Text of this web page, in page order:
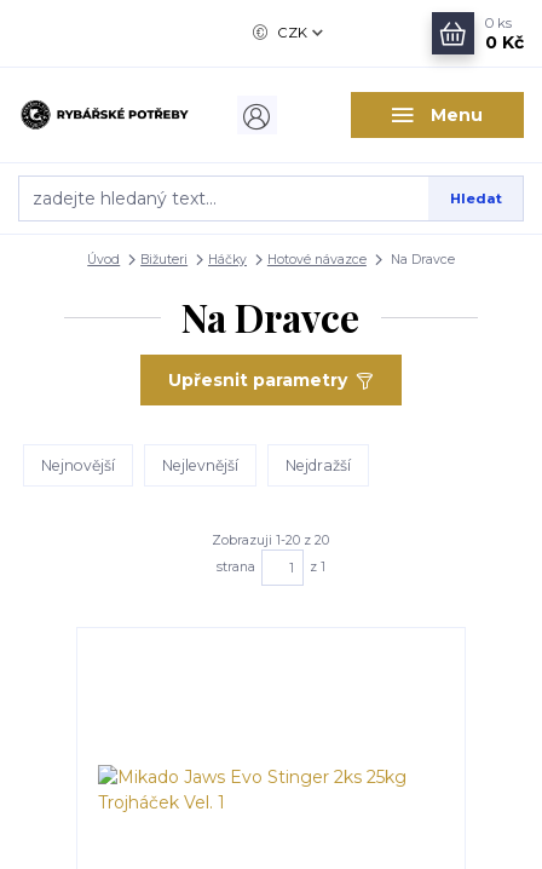
Menu
CZK
Hledat
0 ks
0 Kč
Úvod Bižuteri Háčky Hotové návazce Na Dravce
Na Dravce
Upřesnit parametry
Nejnovější Nejlevnější Nejdražší
Zobrazuji 1-20 z 20
strana
z 1